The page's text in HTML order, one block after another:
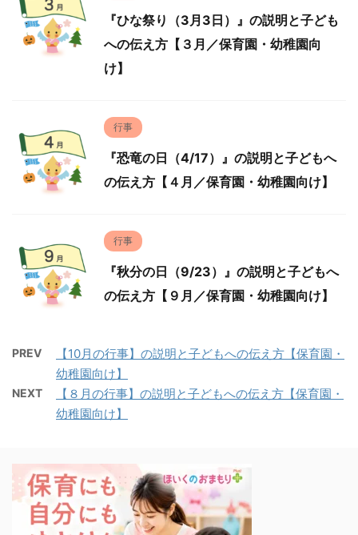
『ひな祭り（3月3日）』の説明と子ども
への伝え方【３月／保育園・幼稚園向
け】
行事
『恐竜の日（4/17）』の説明と子どもへ
の伝え方【４月／保育園・幼稚園向け】
行事
『秋分の日（9/23）』の説明と子どもへ
の伝え方【９月／保育園・幼稚園向け】
PREV
【10月の行事】の説明と子どもへの伝え方【保育園・
幼稚園向け】
NEXT
【８月の行事】の説明と子どもへの伝え方【保育園・
幼稚園向け】